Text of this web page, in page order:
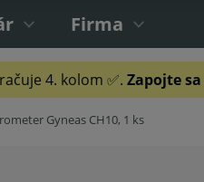
Firma
4. kolom ✅. Zapojte sa
Gyneas CH10, 1 ks